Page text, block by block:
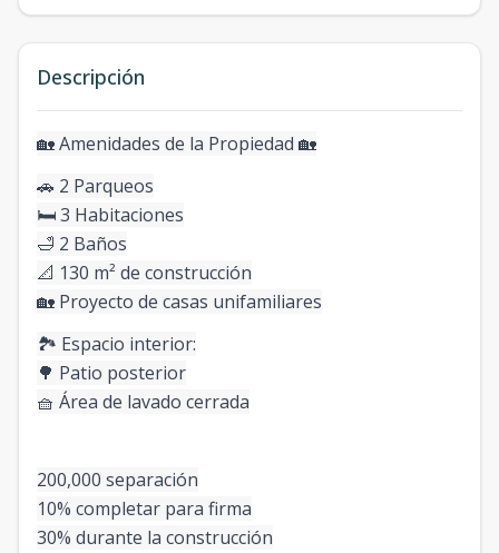
Descripción
🏡 Amenidades de la Propiedad 🏡
🚗 2 Parqueos
🛏️ 3 Habitaciones
🛁 2 Baños
📐 130 m² de construcción
🏡 Proyecto de casas unifamiliares
🏞️ Espacio interior:
🌳 Patio posterior
🧺 Área de lavado cerrada
200,000 separación
10% completar para firma
30% durante la construcción